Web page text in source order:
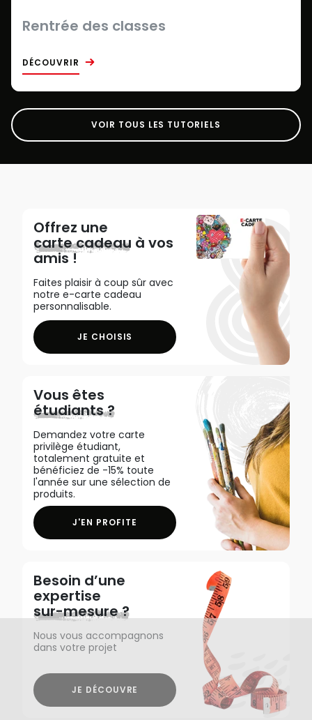
Rentrée des classes
DÉCOUVRIR
VOIR TOUS LES TUTORIELS
Offrez une
carte cadeau à vos
amis !
Faites plaisir à coup sûr avec
notre e-carte cadeau
personnalisable.
JE CHOISIS
Vous êtes
étudiants ?
Demandez votre carte
privilège étudiant,
totalement gratuite et
bénéficiez de -15% toute
l'année sur une sélection de
produits.
J'EN PROFITE
Besoin d’une
expertise
sur-mesure ?
Nous vous accompagnons
dans votre projet
JE DÉCOUVRE